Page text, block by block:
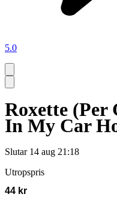
5.0
Roxette (Per
In My Car
Slutar 14 aug 21:18
Utropspris
44 kr